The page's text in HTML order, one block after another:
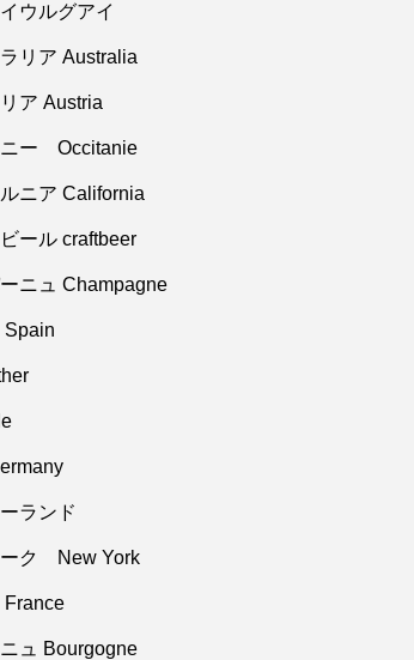
ウルグアイ
リア Australia
ア Austria
ニー Occitanie
ニア California
ール craftbeer
ニュ Champagne
Spain
ランド
ーク New York
France
ュ Bourgogne